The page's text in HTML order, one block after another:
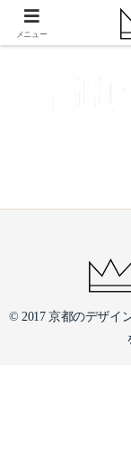
load
© 2017 京都のデザイ
メニュー